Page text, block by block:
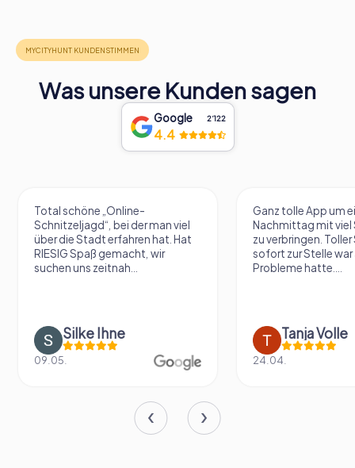
Was unsere Kunden sagen
Google 2‘122
4.4
Total schöne „Online-
Schnitzeljagd“, bei der man viel
über die Stadt erfahren hat. Hat
RIESIG Spaß gemacht, wir
suchen uns zeitnah...
Silke Ihne
09.05.
Ganz tolle App um
Nachmittag mit viel
zu verbringen.
sofort zur Stelle war
Probleme hatte....
Tanja Volle
24.04.